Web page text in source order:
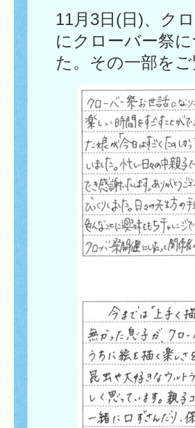
11月3日(日)、ク
にクローバー祭
た。その一部をご